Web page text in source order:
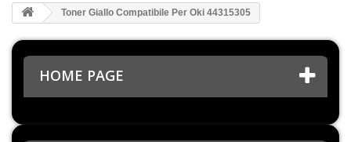
Toner Giallo Compatibile Per Oki 44315305
HOME PAGE